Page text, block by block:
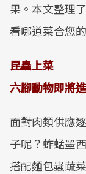
果。本文整理
看哪道菜合您
昆蟲上菜
六腳動物即將
面對肉類供應
子呢？蚱蜢墨
搭配麵包蟲蔬